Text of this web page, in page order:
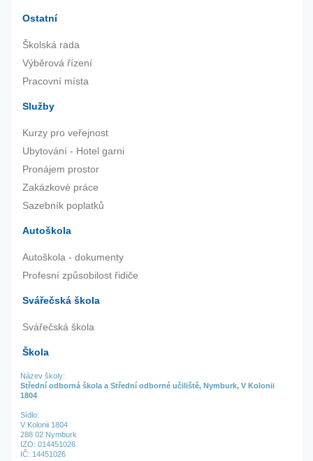
Ostatní
Školská rada
Výběrová řízení
Pracovní místa
Služby
Kurzy pro veřejnost
Ubytování - Hotel garni
Pronájem prostor
Zakázkové práce
Sazebník poplatků
Autoškola
Autoškola - dokumenty
Profesní způsobilost řidiče
Svářečská škola
Svářečská škola
Škola
Název školy:
Střední odborná škola a Střední odborné učiliště, Nymburk, V Kolonii
1804
Sídlo:
V Kolonii 1804
288 02 Nymburk
IZO: 014451026
IČ: 14451026